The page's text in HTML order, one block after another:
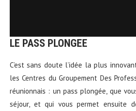
LE PASS PLONGEE
C’est sans doute l’idée la plus
les Centres du Groupement Des
réunionnais : un pass plongée, que
séjour, et qui vous permet ensuite